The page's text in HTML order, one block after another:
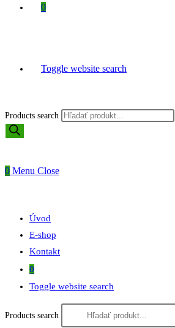
0
Toggle website search
Products search
0 Menu Close
Úvod
E-shop
Kontakt
0
Toggle website search
Products search